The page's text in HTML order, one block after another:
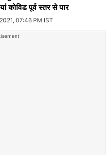
कोविड पूर्व स्तर से पार
07:46 PM IST